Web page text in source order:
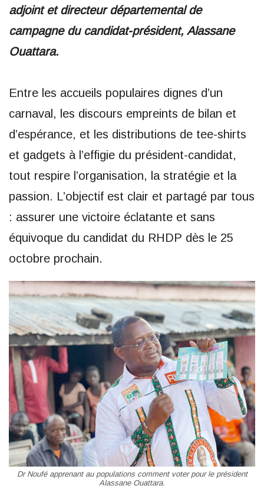
adjoint et directeur départemental de
campagne du candidat-président, Alassane
Ouattara.
Entre les accueils populaires dignes d’un
carnaval, les discours empreints de bilan et
d’espérance, et les distributions de tee-shirts
et gadgets à l’effigie du président-candidat,
tout respire l’organisation, la stratégie et la
passion. L’objectif est clair et partagé par tous
: assurer une victoire éclatante et sans
équivoque du candidat du RHDP dès le 25
octobre prochain.
Dr Noufé apprenant au populations comment voter pour le président
Alassane Ouattara.